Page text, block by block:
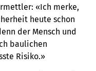
«Ich merke,
heute schon
der Mensch und
baulichen
Risiko.»